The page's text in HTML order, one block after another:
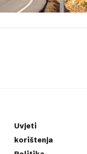
Uvjeti
korištenja